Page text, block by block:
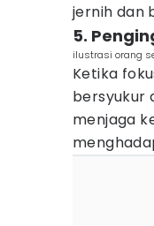
jernih dan
5.
ilustrasi orang
Ketika
bersyukur
menjaga